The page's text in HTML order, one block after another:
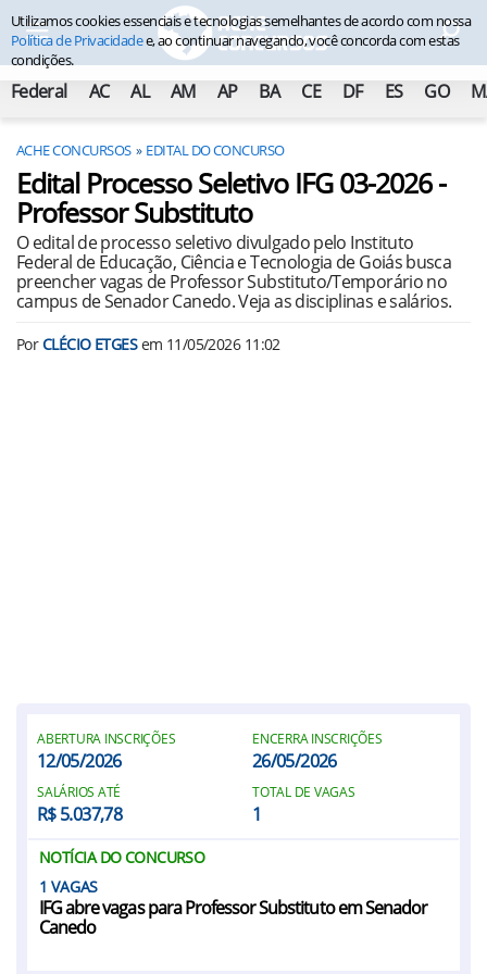
Federal AC AL AM AP BA CE DF ES GO
ACHE CONCURSOS EDITAL DO CONCURSO
Edital Processo Seletivo IFG 03-2026 -
Professor Substituto
O edital de processo seletivo divulgado pelo Instituto
Federal de Educação, Ciência e Tecnologia de Goiás busca
preencher vagas de Professor Substituto/Temporário no
campus de Senador Canedo. Veja as disciplinas e salários.
PorCLÉCIO ETGESem 11/05/2026 11:02
ABERTURA INSCRIÇÕES
12/05/2026
ENCERRA INSCRIÇÕES
26/05/2026
SALÁRIOS ATÉ
R$ 5.037,78
TOTAL DE VAGAS
1
NOTÍCIA DO CONCURSO
1
IFG abre vagas para Professor Substituto em Senador
Canedo
Utilizamos cookies essenciais e tecnologias semelhantes de acordo com nossa
Política de Privacidadee, ao continuar navegando, você concorda com estas
condições.